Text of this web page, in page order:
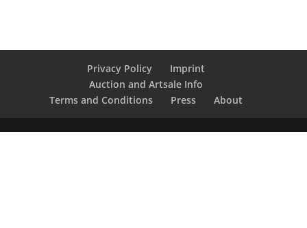
Privacy Policy
Imprint
Auction and Artsale Info
Terms and Conditions
Press About